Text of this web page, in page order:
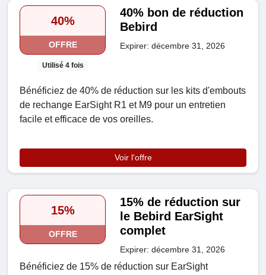
40%
OFFRE
Utilisé 4 fois
40% bon de réduction
Bebird
Expirer: décembre 31, 2026
Bénéficiez de 40% de réduction sur les kits d'embouts
de rechange EarSight R1 et M9 pour un entretien
facile et efficace de vos oreilles.
Voir l'offre
15%
OFFRE
15% de réduction sur
le Bebird EarSight
complet
Expirer: décembre 31, 2026
Bénéficiez de 15% de réduction sur EarSight